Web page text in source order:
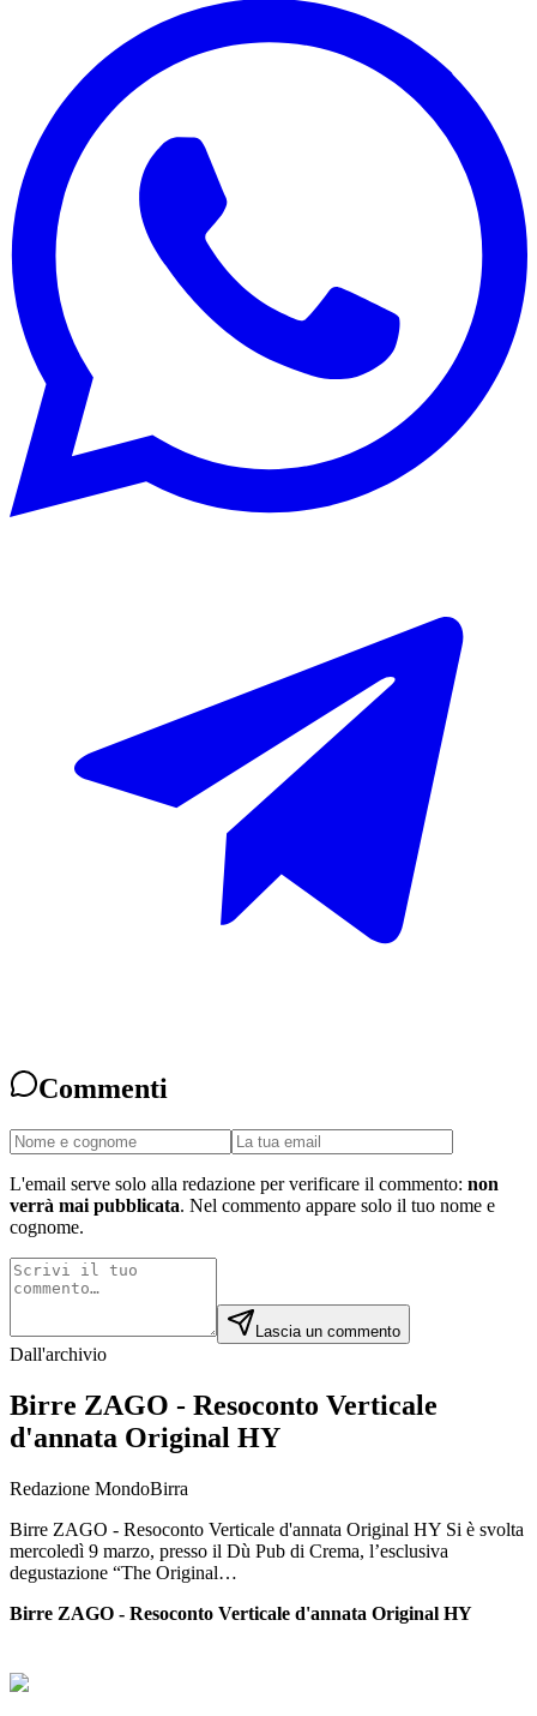
Commenti
L'email serve solo alla redazione per verificare il commento: non
verrà mai pubblicata. Nel commento appare solo il tuo nome e
cognome.
Lascia un commento
Dall'archivio
Birre ZAGO - Resoconto Verticale
d'annata Original HY
Redazione MondoBirra
Birre ZAGO - Resoconto Verticale d'annata Original HY Si è svolta
mercoledì 9 marzo, presso il Dù Pub di Crema, l’esclusiva
degustazione “The Original…
Birre ZAGO - Resoconto Verticale d'annata Original HY